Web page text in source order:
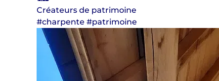
Créateurs de patrimoine
#charpente #patrimoine